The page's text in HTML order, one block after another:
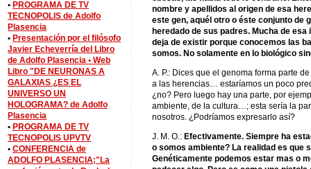
nombre y apellidos al origen de esa
este gen, aquél otro o éste conjunto de
heredado de sus padres. Mucha de
deja de existir porque conocemos las
somos. No solamente en lo biológico
A. P.: Dices que el genoma forma parte
a las herencias… estaríamos un poco
¿no? Pero luego hay una parte, por
ambiente, de la cultura…; esta sería la
nosotros. ¿Podríamos expresarlo así?
J. M. O.: Efectivamente. Siempre ha
o somos ambiente? La realidad es que
Genéticamente podemos estar mas o
• PROGRAMA DE TV
TECNOPOLIS de Adolfo
Plasencia
• Presentación por el filósofo
Javier Echeverría del Libro
de Adolfo Plasencia • Web
Libro "DE NEURONAS A
GALAXIAS ¿ES EL
UNIVERSO UN
HOLOGRAMA? de Adolfo
Plasencia
• PROGRAMA DE TV
TECNOPOLIS UPVTV
• CONFERENCIA de
ADOLFO PLASENCIA;"La